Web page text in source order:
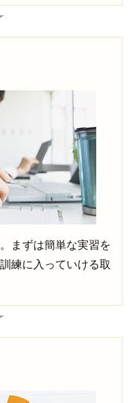
まずは簡単な実習を
練に入っていける取